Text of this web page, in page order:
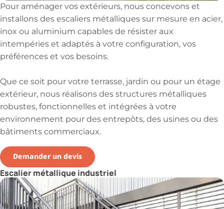
Pour aménager vos extérieurs, nous concevons et
installons des escaliers métalliques sur mesure en acier,
inox ou aluminium capables de résister aux
intempéries et adaptés à votre configuration, vos
préférences et vos besoins.
Que ce soit pour votre terrasse, jardin ou pour un étage
extérieur, nous réalisons des structures métalliques
robustes, fonctionnelles et intégrées à votre
environnement pour des entrepôts, des usines ou des
bâtiments commerciaux.
Demander un devis
Escalier métallique industriel